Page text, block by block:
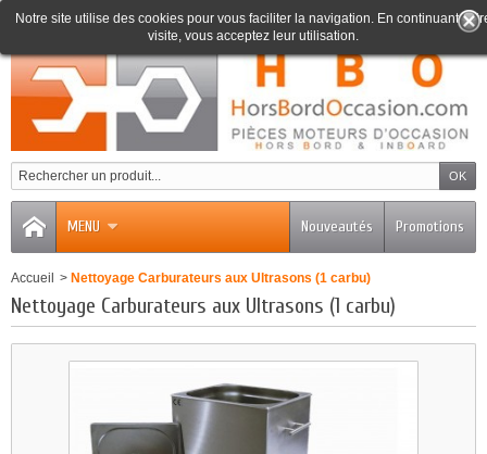
0
MENU Promotions
Nouveautés
Notre site utilise des cookies pour vous faciliter la navigation. En continuant
visite, vous acceptez leur utilisation.
Accueil > Nettoyage Carburateurs aux Ultrasons (1 carbu)
Nettoyage Carburateurs aux Ultrasons (1 carbu)